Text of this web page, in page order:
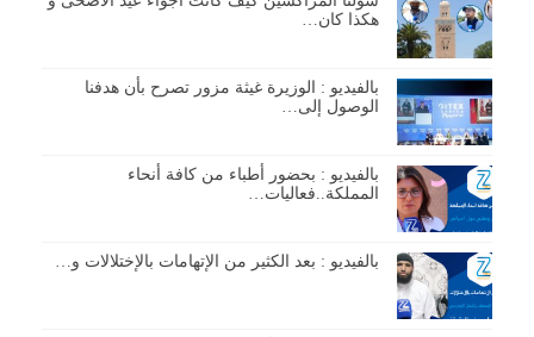
هكذا كان…
بالفيديو : الوزيرة غيثة مزور تصرح بأن هدفنا
الوصول إلى…
بالفيديو : بحضور أطباء من كافة أنحاء
المملكة..فعاليات…
بالفيديو : بعد الكثير من الإتهامات بالإختلالات و…